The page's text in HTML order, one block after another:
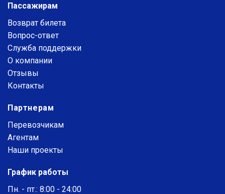
Пассажирам
Возврат билета
Вопрос-ответ
Служба поддержки
О компании
Отзывы
Контакты
Партнерам
Перевозчикам
Агентам
Наши проекты
График работы
Пн. - пт.: 8:00 - 24:00